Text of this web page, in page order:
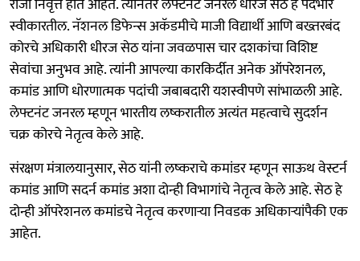
स्वीकारतील. नॅशनल डिफेन्स अकॅडमीचे माजी विद्यार्थी आणि बख्तरबंद
कोरचे अधिकारी धीरज सेठ यांना जवळपास चार दशकांचा विशिष्ट
सेवांचा अनुभव आहे. त्यांनी आपल्या कारकिर्दीत अनेक ऑपरेशनल,
कमांड आणि धोरणात्मक पदांची जबाबदारी यशस्वीपणे सांभाळली आहे.
लेफ्टनंट जनरल म्हणून भारतीय लष्करातील अत्यंत महत्वाचे सुदर्शन
चक्र कोरचे नेतृत्व केले आहे.
संरक्षण मंत्रालयानुसार, सेठ यांनी लष्कराचे कमांडर म्हणून साऊथ वेस्टर्न
कमांड आणि सदर्न कमांड अशा दोन्ही विभागांचे नेतृत्व केले आहे. सेठ हे
दोन्ही ऑपरेशनल कमांडचे नेतृत्व करणाऱ्या निवडक अधिकाऱ्यांपैकी एक
आहेत.